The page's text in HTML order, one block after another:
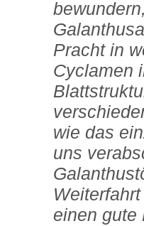
Pracht in
Cyclamen
wie das
uns
einen gute